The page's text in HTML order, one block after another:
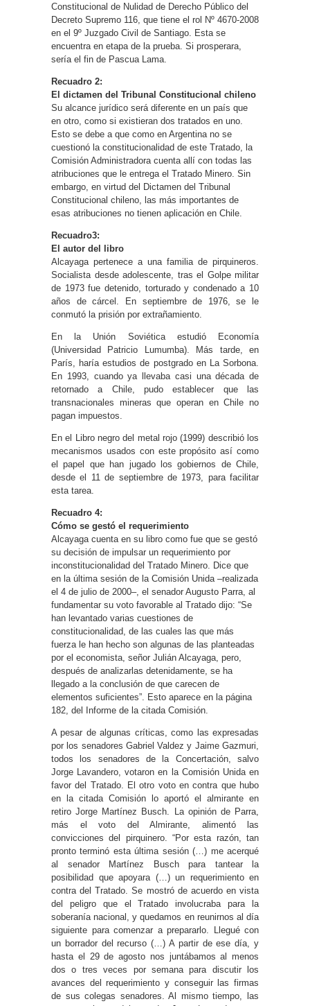
Constitucional de Nulidad de Derecho Público del
Decreto Supremo 116, que tiene el rol Nº 4670-2008
en el 9º Juzgado Civil de Santiago. Esta se
encuentra en etapa de la prueba. Si prosperara,
sería el fin de Pascua Lama.
Recuadro 2:
El dictamen del Tribunal Constitucional chileno
Su alcance jurídico será diferente en un país que
en otro, como si existieran dos tratados en uno.
Esto se debe a que como en Argentina no se
cuestionó la constitucionalidad de este Tratado, la
Comisión Administradora cuenta allí con todas las
atribuciones que le entrega el Tratado Minero. Sin
embargo, en virtud del Dictamen del Tribunal
Constitucional chileno, las más importantes de
esas atribuciones no tienen aplicación en Chile.
Recuadro3:
El autor del libro
Alcayaga pertenece a una familia de pirquineros.
Socialista desde adolescente, tras el Golpe militar
de 1973 fue detenido, torturado y condenado a 10
años de cárcel. En septiembre de 1976, se le
conmutó la prisión por extrañamiento.
En la Unión Soviética estudió Economía
(Universidad Patricio Lumumba). Más tarde, en
París, haría estudios de postgrado en La Sorbona.
En 1993, cuando ya llevaba casi una década de
retornado a Chile, pudo establecer que las
transnacionales mineras que operan en Chile no
pagan impuestos.
En el Libro negro del metal rojo (1999) describió los
mecanismos usados con este propósito así como
el papel que han jugado los gobiernos de Chile,
desde el 11 de septiembre de 1973, para facilitar
esta tarea.
Recuadro 4:
Cómo se gestó el requerimiento
Alcayaga cuenta en su libro como fue que se gestó
su decisión de impulsar un requerimiento por
inconstitucionalidad del Tratado Minero. Dice que
en la última sesión de la Comisión Unida –realizada
el 4 de julio de 2000–, el senador Augusto Parra, al
fundamentar su voto favorable al Tratado dijo: “Se
han levantado varias cuestiones de
constitucionalidad, de las cuales las que más
fuerza le han hecho son algunas de las planteadas
por el economista, señor Julián Alcayaga, pero,
después de analizarlas detenidamente, se ha
llegado a la conclusión de que carecen de
elementos suficientes”. Esto aparece en la página
182, del Informe de la citada Comisión.
A pesar de algunas críticas, como las expresadas
por los senadores Gabriel Valdez y Jaime Gazmuri,
todos los senadores de la Concertación, salvo
Jorge Lavandero, votaron en la Comisión Unida en
favor del Tratado. El otro voto en contra que hubo
en la citada Comisión lo aportó el almirante en
retiro Jorge Martínez Busch. La opinión de Parra,
más el voto del Almirante, alimentó las
convicciones del pirquinero. “Por esta razón, tan
pronto terminó esta última sesión (…) me acerqué
al senador Martínez Busch para tantear la
posibilidad que apoyara (…) un requerimiento en
contra del Tratado. Se mostró de acuerdo en vista
del peligro que el Tratado involucraba para la
soberanía nacional, y quedamos en reunirnos al día
siguiente para comenzar a prepararlo. Llegué con
un borrador del recurso (…) A partir de ese día, y
hasta el 29 de agosto nos juntábamos al menos
dos o tres veces por semana para discutir los
avances del requerimiento y conseguir las firmas
de sus colegas senadores. Al mismo tiempo, las